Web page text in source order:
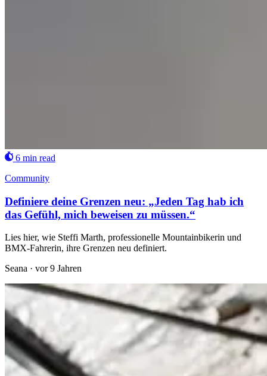
6 min read
Community
Definiere deine Grenzen neu: „Jeden Tag hab ich
das Gefühl, mich beweisen zu müssen.“
Lies hier, wie Steffi Marth, professionelle Mountainbikerin und
BMX-Fahrerin, ihre Grenzen neu definiert.
Seana · vor 9 Jahren